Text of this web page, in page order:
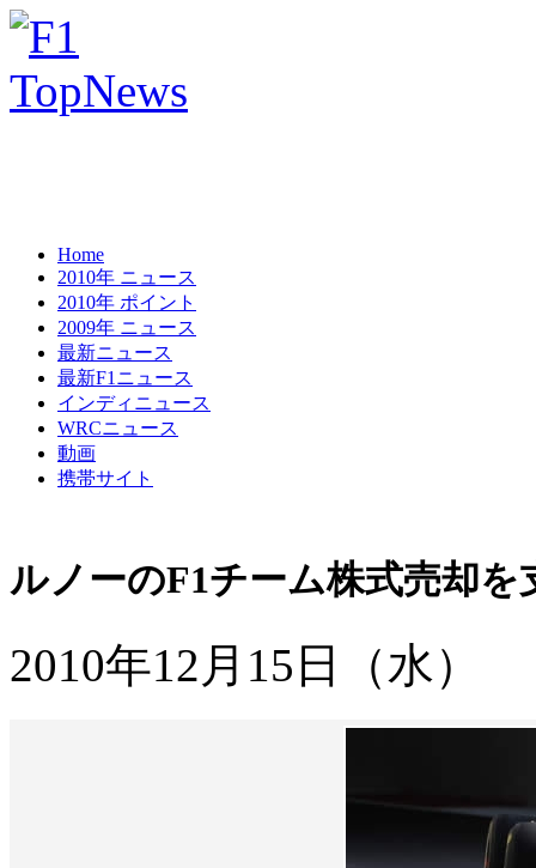
Home
2010年 ニュース
2010年 ポイント
2009年 ニュース
最新ニュース
最新F1ニュース
インディニュース
WRCニュース
動画
携帯サイト
ルノーのF1チーム株式売却を
2010年12月15日（水）